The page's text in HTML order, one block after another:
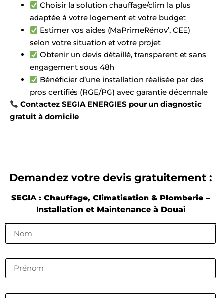
Choisir la solution chauffage/clim la plus
adaptée à votre logement et votre budget
Estimer vos aides (MaPrimeRénov’, CEE)
selon votre situation et votre projet
Obtenir un devis détaillé, transparent et sans
engagement sous 48h
Bénéficier d’une installation réalisée par des
pros certifiés (RGE/PG) avec garantie décennale
Contactez SEGIA ENERGIES pour un diagnostic
gratuit à domicile
Demandez votre devis gratuitement :
SEGIA : Chauffage, Climatisation & Plomberie –
Installation et Maintenance à Douai